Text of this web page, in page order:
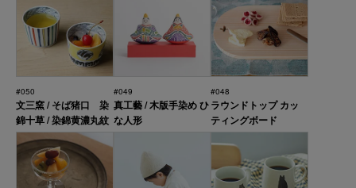
#050
文三窯 / そば猪口 染
錦十草 / 染錦黄濃丸紋
#049
真工藝 / 木版手染め ひ
な人形
#048
ラウンドトップ カッ
ティングボード